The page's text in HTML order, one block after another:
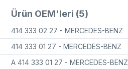
Ürün OEM'leri (5)
414 333 02 27 - MERCEDES-BENZ
414 333 01 27 - MERCEDES-BENZ
A 414 333 01 27 - MERCEDES-BENZ